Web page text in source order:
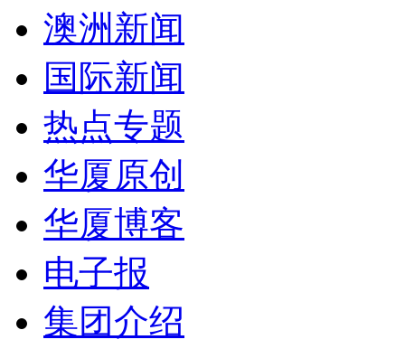
澳洲新闻
国际新闻
热点专题
华厦原创
华厦博客
电子报
集团介绍